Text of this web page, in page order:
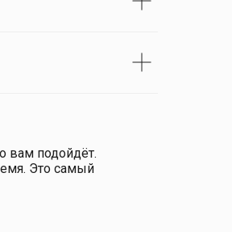
вам подойдёт.
Это самый